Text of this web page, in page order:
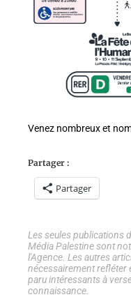
Venez nombreux et
Partager :
Partager
Les seules publications
Média Palestine sont
l'Agence. Les autres
nécessairement refléter
paru intéressants à
connaissance.